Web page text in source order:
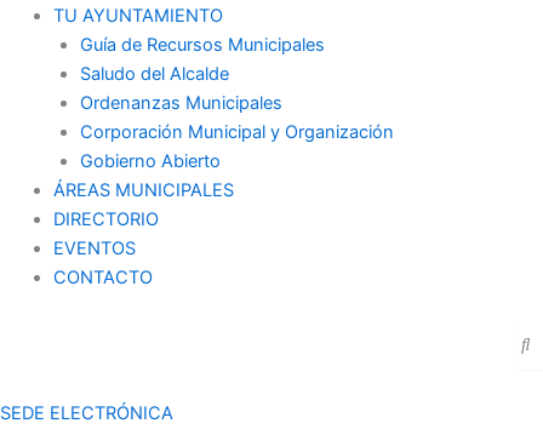
TU AYUNTAMIENTO
Guía de Recursos Municipales
Saludo del Alcalde
Ordenanzas Municipales
Corporación Municipal y Organización
Gobierno Abierto
ÁREAS MUNICIPALES
DIRECTORIO
EVENTOS
CONTACTO
SEDE ELECTRÓNICA